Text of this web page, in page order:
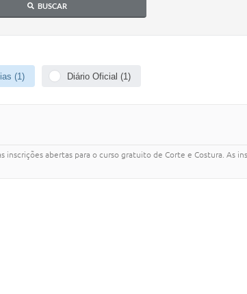
BUSCAR
(1) Diário Oficial (1)
abertas para o curso gratuito de Corte e Costura. As